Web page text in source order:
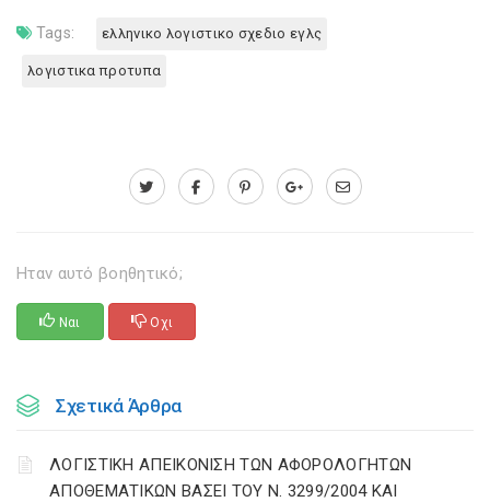
Tags: ελληνικο λογιστικο σχεδιο εγλς
λογιστικα προτυπα
Ηταν αυτό βοηθητικό;
Ναι Οχι
Σχετικά Άρθρα
ΛΟΓΙΣΤΙΚΗ ΑΠΕΙΚΟΝΙΣΗ ΤΩΝ ΑΦΟΡΟΛΟΓΗΤΩΝ
ΑΠΟΘΕΜΑΤΙΚΩΝ ΒΑΣΕΙ ΤΟΥ N. 3299/2004 ΚΑΙ